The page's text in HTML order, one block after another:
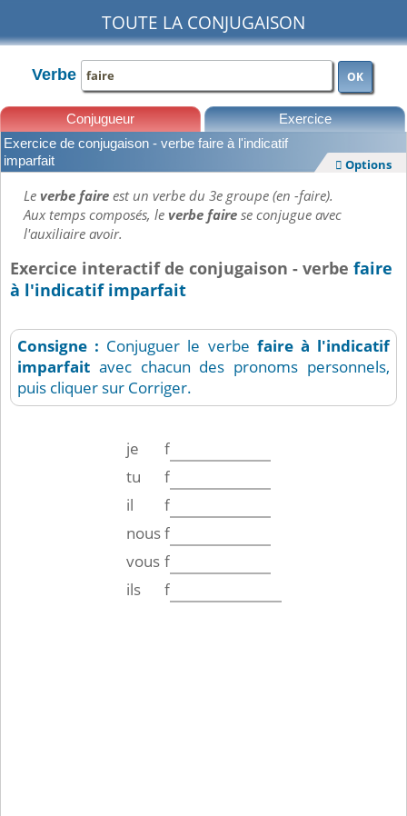
TOUTE LA CONJUGAISON
Verbe OK
Conjugueur Exercice
Leçons
Exercice de conjugaison - verbe faire à l'indicatif
imparfait
 Options
Leverbe faireest un verbe du 3e groupe (en -faire).
Aux temps composés, leverbe fairese conjugue avec
l'auxiliaire avoir.
Exercice interactif de conjugaison - verbe faire
à l'indicatif imparfait
Consigne : Conjuguer le verbe faire à l'indicatif
imparfait avec chacun des pronoms personnels,
puis cliquer sur Corriger.
je
f
tu
f
il
f
nousf
vous f
ils
f